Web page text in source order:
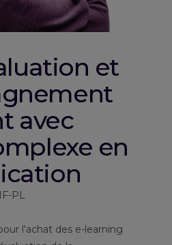
et
avec
en
PL
l'achat des e-learning